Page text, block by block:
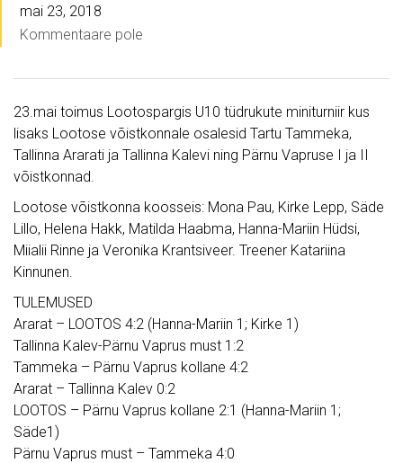
mai 23, 2018
Kommentaare pole
23.mai toimus Lootospargis U10 tüdrukute miniturniir kus
lisaks Lootose võistkonnale osalesid Tartu Tammeka,
Tallinna Ararati ja Tallinna Kalevi ning Pärnu Vapruse I ja II
võistkonnad.
Lootose võistkonna koosseis: Mona Pau, Kirke Lepp, Säde
Lillo, Helena Hakk, Matilda Haabma, Hanna-Mariin Hüdsi,
Miialii Rinne ja Veronika Krantsiveer. Treener Katariina
Kinnunen.
TULEMUSED
Ararat – LOOTOS 4:2 (Hanna-Mariin 1; Kirke 1)
Tallinna Kalev-Pärnu Vaprus must 1:2
Tammeka – Pärnu Vaprus kollane 4:2
Ararat – Tallinna Kalev 0:2
LOOTOS – Pärnu Vaprus kollane 2:1 (Hanna-Mariin 1;
Säde1)
Pärnu Vaprus must – Tammeka 4:0